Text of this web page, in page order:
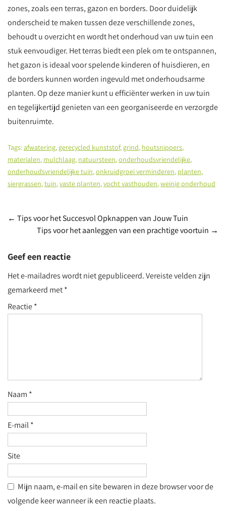
zones, zoals een terras, gazon en borders. Door duidelijk
onderscheid te maken tussen deze verschillende zones,
behoudt u overzicht en wordt het onderhoud van uw tuin een
stuk eenvoudiger. Het terras biedt een plek om te ontspannen,
het gazon is ideaal voor spelende kinderen of huisdieren, en
de borders kunnen worden ingevuld met onderhoudsarme
planten. Op deze manier kunt u efficiënter werken in uw tuin
en tegelijkertijd genieten van een georganiseerde en verzorgde
buitenruimte.
Tags:afwatering, gerecycled kunststof, grind, houtsnippers,
materialen, mulchlaag, natuursteen,onderhoudsvriendelijke,
onderhoudsvriendelijke tuin,onkruidgroei verminderen, planten,
siergrassen,tuin,vaste planten,vocht vasthouden,weinig onderhoud
Berichtnavigatie
← Tips voor het Succesvol Opknappen van Jouw Tuin
Tips voor het aanleggen van een prachtige voortuin →
Geef een reactie
Het e-mailadres wordt niet gepubliceerd.Vereiste velden zijn
gemarkeerd met*
Reactie*
Naam *
E-mail*
Site
Mijn naam, e-mail en site bewaren in deze browser voor de
volgende keer wanneer ik een reactie plaats.